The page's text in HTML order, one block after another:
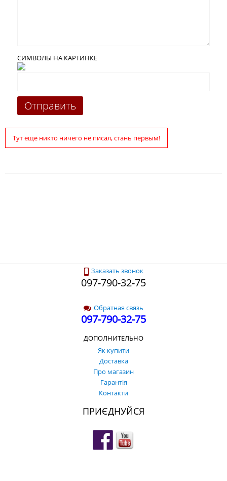
СИМВОЛЫ НА КАРТИНКЕ
Тут еще никто ничего не писал, стань первым!
Заказать звонок
097-790-32-75
Обратная связь
097-790-32-75
ДОПОЛНИТЕЛЬНО
Як купити
Доставка
Про магазин
Гарантія
Контакти
ПРИЄДНУЙСЯ